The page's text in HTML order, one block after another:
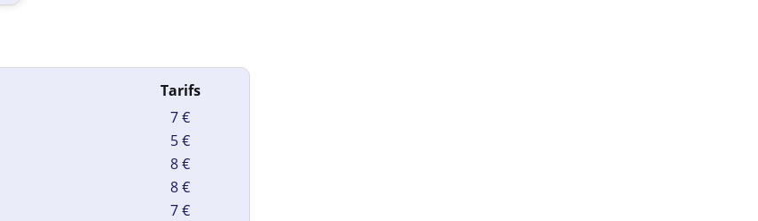
Tarifs
7 €
5 €
8 €
8 €
7 €